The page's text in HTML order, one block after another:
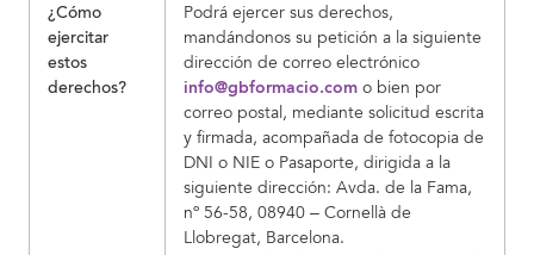
¿Cómo
ejercitar
estos
derechos?
Podrá ejercer sus derechos,
mandándonos su petición a la siguiente
dirección de correo electrónico
info@gbformacio.com o bien por
correo postal, mediante solicitud escrita
y firmada, acompañada de fotocopia de
DNI o NIE o Pasaporte, dirigida a la
siguiente dirección: Avda. de la Fama,
nº 56-58, 08940 – Cornellà de
Llobregat, Barcelona.